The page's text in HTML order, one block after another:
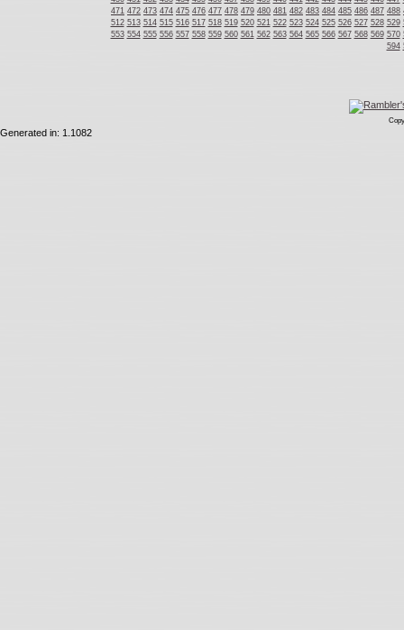
471 472 473 474 475 476 477 478 479 480 481 482 483 484 485 486 487 488
512 513 514 515 516 517 518 519 520 521 522 523 524 525 526 527 528 529
553 554 555 556 557 558 559 560 561 562 563 564 565 566 567 568 569 570
594
Generated in: 1.1082